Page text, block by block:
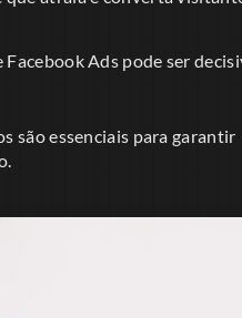
Ads pode ser
são essenciais para garantir